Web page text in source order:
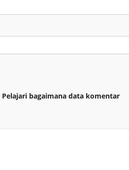
Pelajari bagaimana data komentar